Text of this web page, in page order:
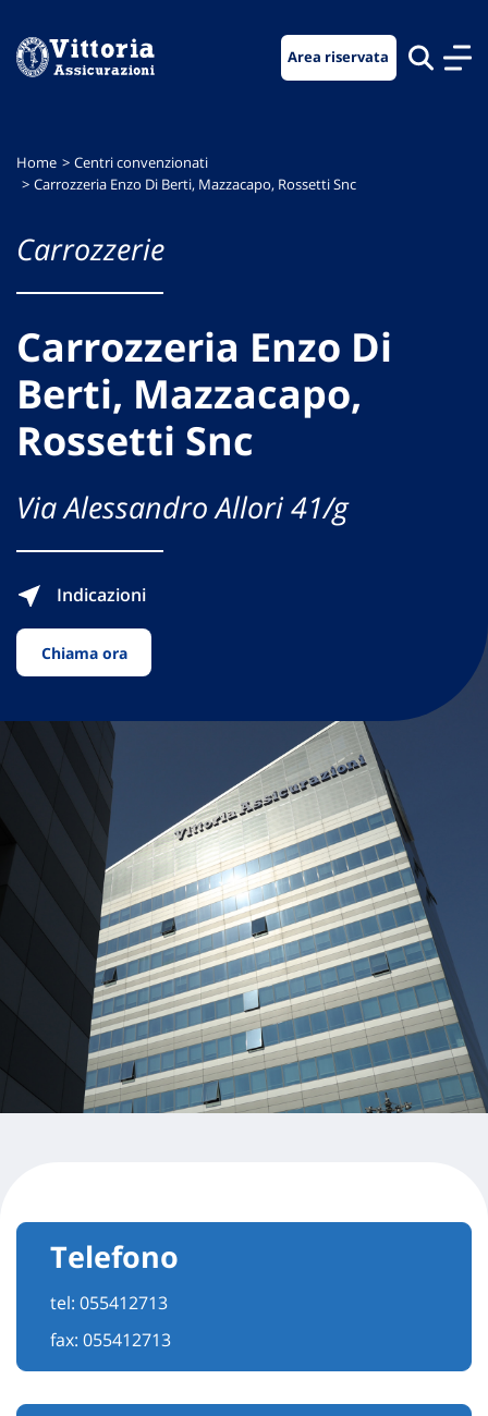
menu
contenuto
footer
Area riservata
Home
Centri convenzionati
Carrozzeria Enzo Di Berti, Mazzacapo, Rossetti Snc
Carrozzerie
Carrozzeria Enzo Di
Berti, Mazzacapo,
Rossetti Snc
Via Alessandro Allori 41/g
Indicazioni
Chiama ora
Telefono
tel: 055412713
fax: 055412713